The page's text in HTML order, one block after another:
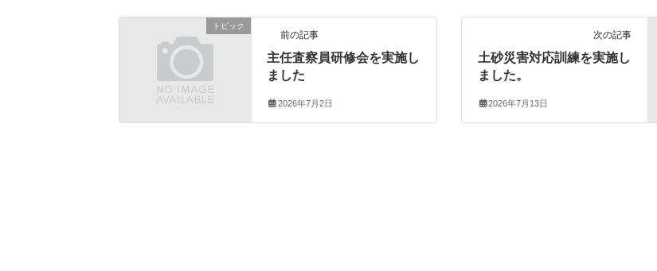
トピック
前の記事
主任査察員研修会を実施し
ました
2026年7月2日
次の記事
土砂災害対応訓練を実施し
ました。
2026年7月13日